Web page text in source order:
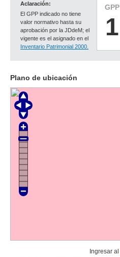
GPP
1
Aclaración:
El GPP indicado no tiene
valor normativo hasta su
aprobación por la JDdeM; el
vigente es el asignado en el
Inventario Patrimonial 2000.
Plano de ubicación
Ingresar al